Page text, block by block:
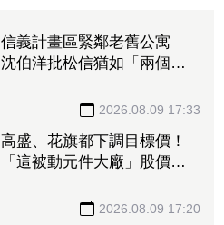
信義計畫區緊鄰老舊公寓
沈伯洋批松信猶如「兩個世
2026.08.09 17:33
高盛、花旗都下調目標價！
「這被動元件大廠」股價腰
安：兩家外資都沒看衰它
2026.08.09 17:20